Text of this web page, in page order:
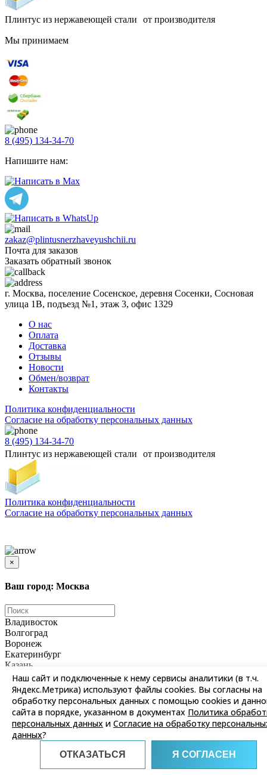
Плинтус из нержавеющей стали от производителя
Мы принимаем
8 (495) 134-34-70
Напишите нам:
zakaz@plintusnerzhaveyushchii.ru
Почта для заказов
Заказать обратный звонок
г. Москва, поселение Сосенское, деревня Сосенки, Сосновая
улица 1В, подъезд №1, этаж 3, офис 1329
О нас
Оплата
Доставка
Отзывы
Новости
Обмен/возврат
Контакты
Политика конфиденциальности
Согласиe на обработку персональных данных
8 (495) 134-34-70
Плинтус из нержавеющей стали от производителя
Политика конфиденциальности
Согласиe на обработку персональных данных
Наш сайт и подключенные к нему сервисы аналитики (в т.ч.
Яндекс.Метрика) используют файлы cookies. Вы согласны на
обработку персональных данных с помощью cookies и
сайта в порядке, указанном в документах Политика
персональных данных и Согласие на обработку
данных?
ОТКАЗАТЬСЯ Я СОГЛАСЕН
×
Ваш город: Москва
Владивосток
Волгоград
Воронеж
Екатеринбург
Казань
Красноярск
Москва
Нижний Новгород
Новосибирск
Омск
Пермь
Ростов-на-Дону